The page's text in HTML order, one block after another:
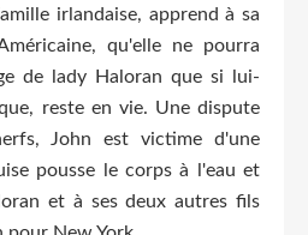
irlandaise, apprend à sa
qu'elle ne pourra
de lady Haloran que si lui-
reste en vie. Une dispute
John est victime d'une
pousse le corps à l'eau et
et à ses deux autres fils